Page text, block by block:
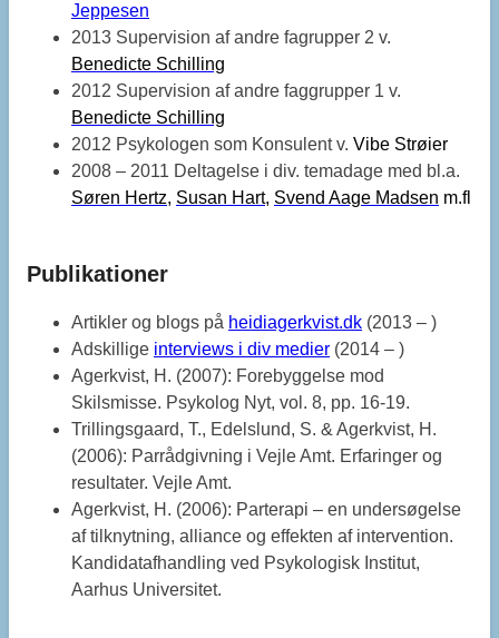
Jeppesen
2013 Supervision af andre fagrupper 2 v.
Benedicte Schilling
2012 Supervision af andre faggrupper 1 v.
Benedicte Schilling
2012 Psykologen som Konsulent v. Vibe Strøier
2008 – 2011 Deltagelse i div. temadage med bl.a.
Søren Hertz, Susan Hart, Svend Aage Madsen m.fl
Publikationer
Artikler og blogs på heidiagerkvist.dk (2013 – )
Adskillige interviews i div medier (2014 – )
Agerkvist, H. (2007): Forebyggelse mod
Skilsmisse. Psykolog Nyt, vol. 8, pp. 16-19.
Trillingsgaard, T., Edelslund, S. & Agerkvist, H.
(2006): Parrådgivning i Vejle Amt. Erfaringer og
resultater. Vejle Amt.
Agerkvist, H. (2006): Parterapi – en undersøgelse
af tilknytning, alliance og effekten af intervention.
Kandidatafhandling ved Psykologisk Institut,
Aarhus Universitet.